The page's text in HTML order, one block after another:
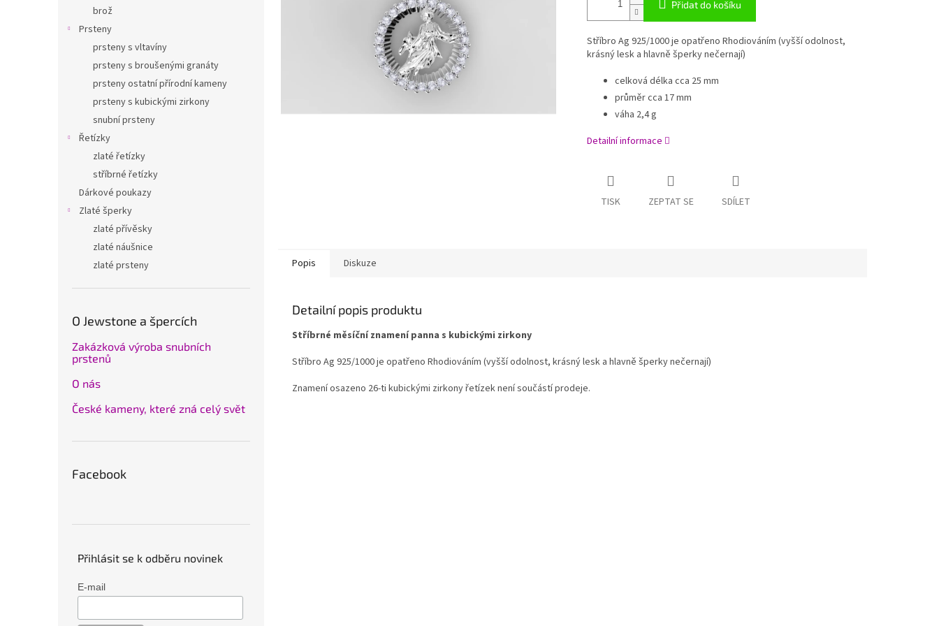
brož
Prsteny
prsteny s vltavíny
prsteny s broušenými granáty
prsteny ostatní přírodní kameny
prsteny s kubickými zirkony
snubní prsteny
Řetízky
zlaté řetízky
stříbrné řetízky
Dárkové poukazy
Zlaté šperky
zlaté přívěsky
zlaté náušnice
zlaté prsteny
O Jewstone a špercích
Zakázková výroba snubních
prstenů
O nás
České kameny, které zná celý svět
Facebook
Přihlásit se k odběru novinek
E-mail
Přidat do košíku
Stříbro Ag 925/1000 je opatřeno Rhodiováním (vyšší odolnost,
krásný lesk a hlavně šperky nečernají)
celková délka cca 25 mm
průměr cca 17 mm
váha 2,4 g
Detailní informace
TISK ZEPTAT SE SDÍLET
Popis Diskuze
Detailní popis produktu
Stříbrné měsíční znamení panna s kubickými zirkony
Stříbro Ag 925/1000 je opatřeno Rhodiováním (vyšší odolnost, krásný lesk a hlavně šperky nečernají)
Znamení osazeno 26-ti kubickými zirkony řetízek není součástí prodeje.